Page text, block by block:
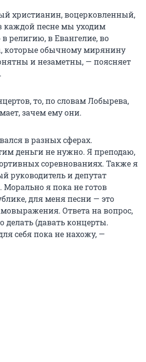
христианин, воцерковленный,
каждой песне мы уходим
в религию, в Евангелие, во
которые обычному мирянину
и незаметны, — поясняет
то, по словам Лобырева,
зачем ему они.
в разных сферах.
деньги не нужно. Я преподаю,
соревнованиях. Также я
руководитель и депутат
Морально я пока не готов
для меня песни — это
Ответа на вопрос,
делать (давать концерты.
себя пока не нахожу, —